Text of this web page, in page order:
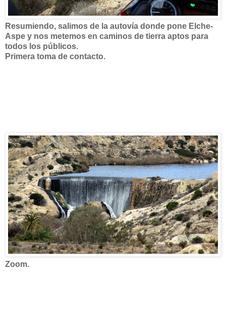
Resumiendo, salimos de la autovía donde pone Elche-
Aspe y nos metemos en caminos de tierra aptos para
todos los públicos.
Primera toma de contacto.
Zoom.